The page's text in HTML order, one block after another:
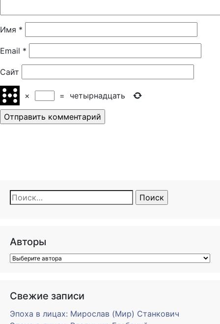
Имя *
Email *
Сайт
× = четырнадцать
Найти:
Авторы
Свежие записи
Эпоха в лицах: Мирослав (Мир) Станкович